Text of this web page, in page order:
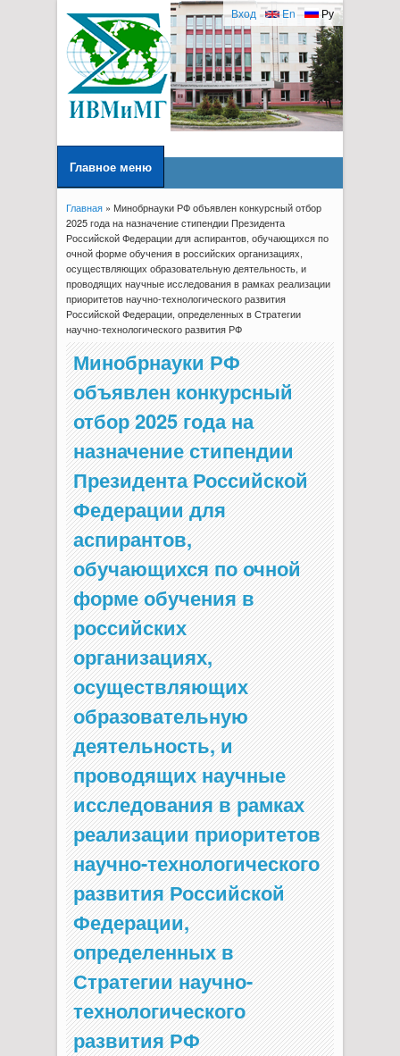
Ру
En
Вход
Главное меню
Вы здесь
Главная» Минобрнауки РФ объявлен конкурсный отбор
2025 года на назначение стипендии Президента
Российской Федерации для аспирантов, обучающихся по
очной форме обучения в российских организациях,
осуществляющих образовательную деятельность, и
проводящих научные исследования в рамках реализации
приоритетов научно-технологического развития
Российской Федерации, определенных в Стратегии
научно-технологического развития РФ
Минобрнауки РФ
объявлен конкурсный
отбор 2025 года на
назначение стипендии
Президента Российской
Федерации для
аспирантов,
обучающихся по очной
форме обучения в
российских
организациях,
осуществляющих
образовательную
деятельность, и
проводящих научные
исследования в рамках
реализации приоритетов
научно-технологического
развития Российской
Федерации,
определенных в
Стратегии научно-
технологического
развития РФ